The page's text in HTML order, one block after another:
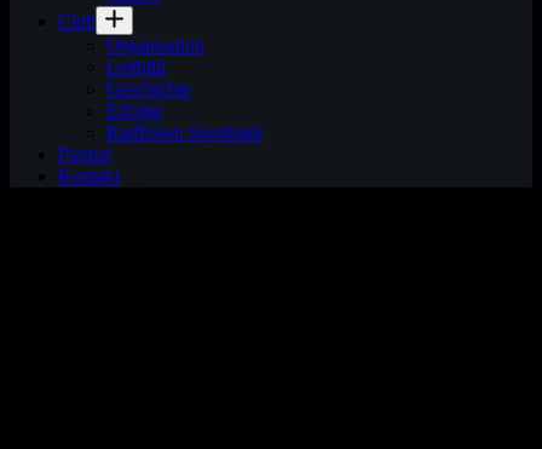
Club
Organisation
Leitbild
Geschichte
Erfolge
Raiffeisen Sportpark
Partner
Kontakt